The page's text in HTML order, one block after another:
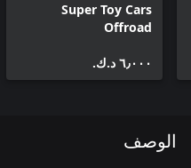
Super Toy Cars
Offroad
٦٫٠٠٠ د.ك.‏
الوصف